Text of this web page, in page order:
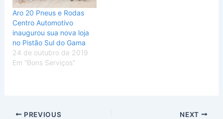
Aro 20 Pneus e Rodas
Centro Automotivo
inaugurou sua nova loja
no Pistão Sul do Gama
24 de outubro de 2019
Em "Bons Serviços"
PREVIOUS NEXT